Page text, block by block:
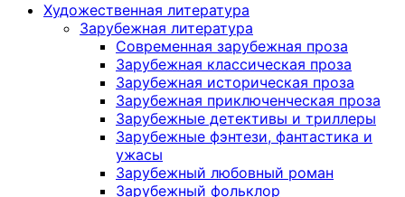
Художественная литература
Зарубежная литература
Современная зарубежная проза
Зарубежная классическая проза
Зарубежная историческая проза
Зарубежная приключенческая проза
Зарубежные детективы и триллеры
Зарубежные фэнтези, фантастика и
ужасы
Зарубежный любовный роман
Зарубежный фольклор